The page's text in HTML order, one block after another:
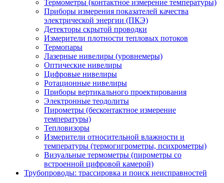
Термометры (контактное измерение температуры)
Приборы измерения показателей качества
электрической энергии (ПКЭ)
Детекторы скрытой проводки
Измерители плотности тепловых потоков
Термопары
Лазерные нивелиры (уровнемеры)
Оптические нивелиры
Цифровые нивелиры
Ротационные нивелиры
Приборы вертикального проектирования
Электронные теодолиты
Пирометры (бесконтактное измерение
температуры)
Тепловизоры
Измерители относительной влажности и
температуры (термогигрометры, психрометры)
Визуальные термометры (пирометры со
встроенной цифровой камерой)
Трубопроводы: трассировка и поиск неисправностей